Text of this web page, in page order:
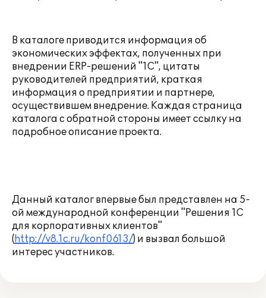
В каталоге приводится информация об
экономических эффектах, полученных при
внедрении ERP-решений "1С", цитаты
руководителей предприятий, краткая
информация о предприятии и партнере,
осуществившем внедрение. Каждая страница
каталога с обратной стороны имеет ссылку на
подробное описание проекта.
Данный каталог впервые был представлен на 5-
ой международной конференции "Решения 1С
для корпоративных клиентов"
(http://v8.1c.ru/konf0613/) и вызвал большой
интерес участников.